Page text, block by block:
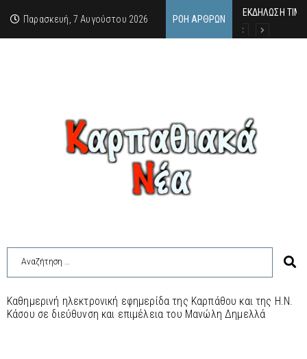
Παρασκευή, 7 Αυγούστου 2026 ΡΟΉ ΆΡΘΡΩΝ
ΕΚΔΗΛΩΣΗ
Κάθε
Οι δύο όψεις
Καθημερινή ηλεκτρονική εφημερίδα της Καρπάθου και της Η.Ν.
Κάσου σε διεύθυνση και επιμέλεια του Μανώλη Δημελλά